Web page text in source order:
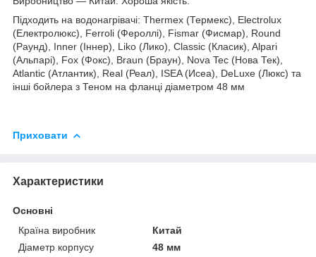
Підходить на водонагрівачі: Thermex (Термекс), Electrolux
(Електролюкс), Ferroli (Фероллі), Fismar (Фисмар), Round
(Раунд), Inner (Іннер), Liko (Лико), Classic (Класик), Alpari
(Альпарі), Fox (Фокс), Braun (Браун), Nova Tec (Нова Тек),
Atlantic (Атлантик), Real (Реал), ISEA (Исеа), DeLuxe (Люкс) та
інші бойлера з Теном на фланці діаметром 48 мм
Приховати
Характеристики
Основні
Країна виробник
Китай
Діаметр корпусу
48 мм